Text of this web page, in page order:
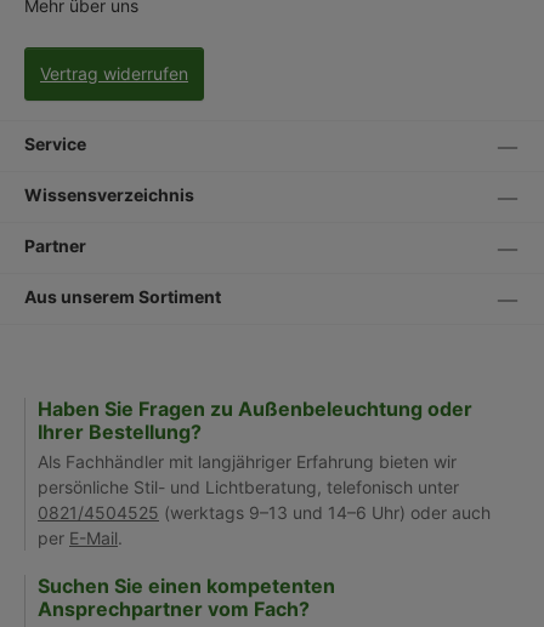
Mehr über uns
Vertrag widerrufen
Service
Wissensverzeichnis
Partner
Aus unserem Sortiment
Haben Sie Fragen zu Außenbeleuchtung oder
Ihrer Bestellung?
Als Fachhändler mit langjähriger Erfahrung bieten wir
persönliche Stil- und Lichtberatung, telefonisch unter
0821/4504525 (werktags 9–13 und 14–6 Uhr) oder auch
per E-Mail.
Suchen Sie einen kompetenten
Ansprechpartner vom Fach?